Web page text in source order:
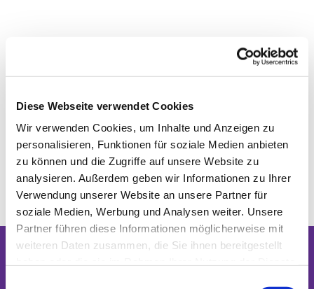
Diese Webseite verwendet Cookies
Wir verwenden Cookies, um Inhalte und Anzeigen zu
personalisieren, Funktionen für soziale Medien anbieten
zu können und die Zugriffe auf unsere Website zu
analysieren. Außerdem geben wir Informationen zu Ihrer
Verwendung unserer Website an unsere Partner für
soziale Medien, Werbung und Analysen weiter. Unsere
Partner führen diese Informationen möglicherweise mit
weiteren Daten zusammen, die Sie ihnen bereitgestellt
Dies könnte Sie auch interessieren